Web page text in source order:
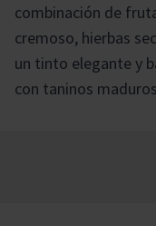
combinación de
cremoso, hierbas
un tinto elegante y
con taninos